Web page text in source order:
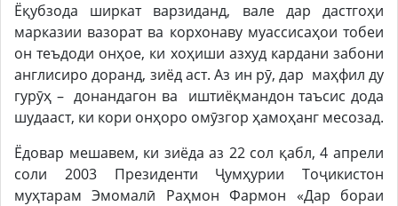
Ёқубзода ширкат варзиданд, вале дар дастгоҳи
марказии вазорат ва корхонаву муассисаҳои тобеи
он теъдоди онҳое, ки хоҳиши азхуд кардани забони
англисиро доранд, зиёд аст. Аз ин рӯ, дар маҳфил ду
гурӯҳ – донандагон ва иштиёқмандон таъсис дода
шудааст, ки кори онҳоро омӯзгор ҳамоҳанг месозад.
Ёдовар мешавем, ки зиёда аз 22 сол қабл, 4 апрели
соли 2003 Президенти Ҷумҳурии Тоҷикистон
муҳтарам Эмомалӣ Раҳмон Фармон «Дар бораи